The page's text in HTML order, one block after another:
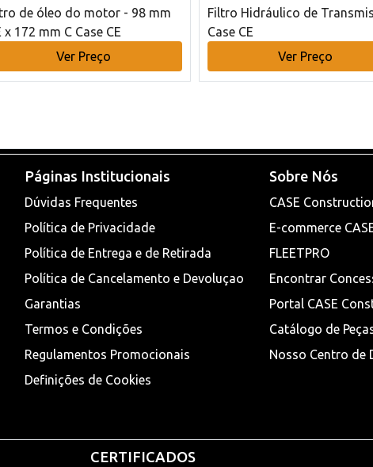
de óleo do motor - 98 mm
x 172 mm C Case CE
Ver Preço
Filtro Hidráulico de
Case CE
Ver Preço
Páginas Institucionais
Dúvidas Frequentes
Política de Privacidade
Política de Entrega e de Retirada
Política de Cancelamento e Devoluçao
Garantias
Termos e Condições
Regulamentos Promocionais
Definições de Cookies
Sobre Nós
CASE
E-commerce
FLEETPRO
Encontrar
Portal CASE
Catálogo de
Nosso Centro de
CERTIFICADOS